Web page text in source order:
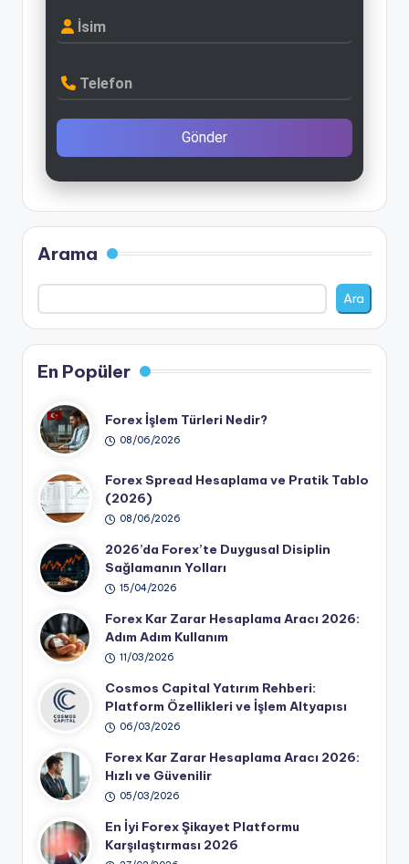
İsim
Telefon
Gönder
Arama
Ara
En Popüler
Forex İşlem Türleri Nedir?
08/06/2026
Forex Spread Hesaplama ve Pratik Tablo
(2026)
08/06/2026
2026’da Forex’te Duygusal Disiplin
Sağlamanın Yolları
15/04/2026
Forex Kar Zarar Hesaplama Aracı 2026:
Adım Adım Kullanım
11/03/2026
Cosmos Capital Yatırım Rehberi:
Platform Özellikleri ve İşlem Altyapısı
06/03/2026
Forex Kar Zarar Hesaplama Aracı 2026:
Hızlı ve Güvenilir
05/03/2026
En İyi Forex Şikayet Platformu
Karşılaştırması 2026